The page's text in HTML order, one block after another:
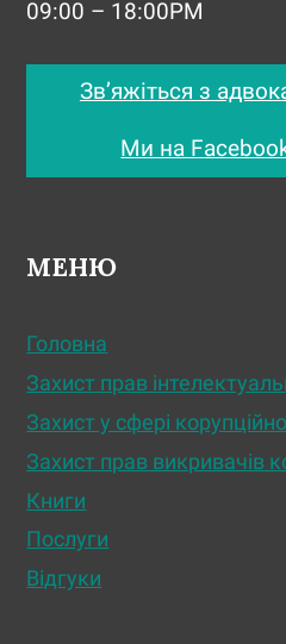
09:00 – 18:00PM
Зв’яжіться з
Ми на
МЕНЮ
Головна
Захист прав
Захист у сфері
Захист прав викривачів
Книги
Послуги
Відгуки